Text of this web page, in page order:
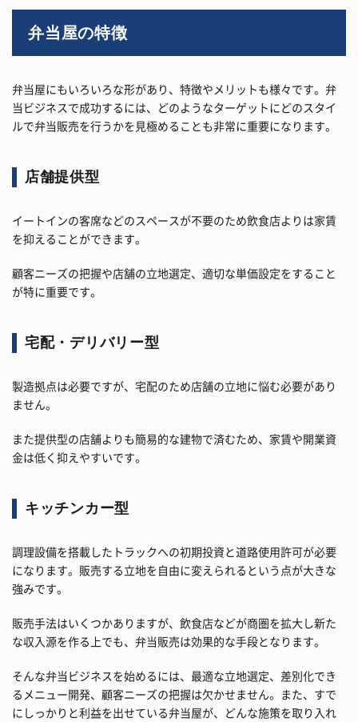
弁当屋の特徴
弁当屋にもいろいろな形があり、特徴やメリットも様々です。弁
当ビジネスで成功するには、どのようなターゲットにどのスタイ
ルで弁当販売を行うかを見極めることも非常に重要になります。
店舗提供型
イートインの客席などのスペースが不要のため飲食店よりは家賃
を抑えることができます。
顧客ニーズの把握や店舗の立地選定、適切な単価設定をすること
が特に重要です。
宅配・デリバリー型
製造拠点は必要ですが、宅配のため店舗の立地に悩む必要があり
ません。
また提供型の店舗よりも簡易的な建物で済むため、家賃や開業資
金は低く抑えやすいです。
キッチンカー型
調理設備を搭載したトラックへの初期投資と道路使用許可が必要
になります。販売する立地を自由に変えられるという点が大きな
強みです。
販売手法はいくつかありますが、飲食店などが商圏を拡大し新た
な収入源を作る上でも、弁当販売は効果的な手段となります。
そんな弁当ビジネスを始めるには、最適な立地選定、差別化でき
るメニュー開発、顧客ニーズの把握は欠かせません。また、すで
にしっかりと利益を出せている弁当屋が、どんな施策を取り入れ